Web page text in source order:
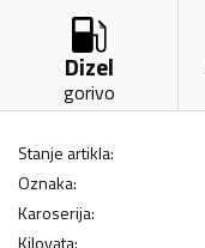
Dizel
gorivo
Stanje artikla:
Oznaka:
Karoserija:
Kilovata: